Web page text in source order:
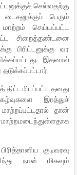
செல்வதற்கு
பெரும்
மாற்றம் செய்யப்பட்ட
சிறைத்தண்டனை
பிரிட்டனுக்கு வர
இதனால்
தனது
இரத்துச்
தான்
குடிவரவு
நான் மிகவும்